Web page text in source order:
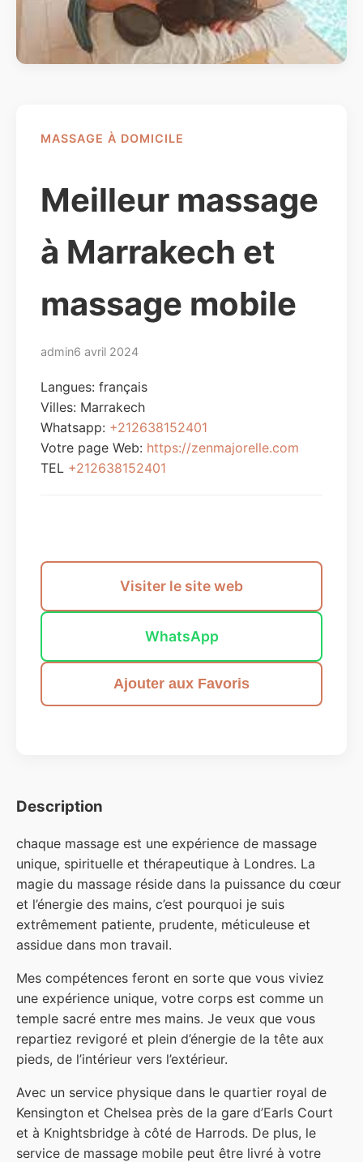
MASSAGE À DOMICILE
Meilleur massage
à Marrakech et
massage mobile
admin6 avril 2024
Langues: français
Villes: Marrakech
Whatsapp: +212638152401
Votre page Web: https://zenmajorelle.com
TEL +212638152401
Visiter le site web
WhatsApp
Ajouter aux Favoris
Description
chaque massage est une expérience de massage
unique, spirituelle et thérapeutique à Londres. La
magie du massage réside dans la puissance du cœur
et l’énergie des mains, c’est pourquoi je suis
extrêmement patiente, prudente, méticuleuse et
assidue dans mon travail.
Mes compétences feront en sorte que vous viviez
une expérience unique, votre corps est comme un
temple sacré entre mes mains. Je veux que vous
repartiez revigoré et plein d’énergie de la tête aux
pieds, de l’intérieur vers l’extérieur.
Avec un service physique dans le quartier royal de
Kensington et Chelsea près de la gare d’Earls Court
et à Knightsbridge à côté de Harrods. De plus, le
service de massage mobile peut être livré à votre